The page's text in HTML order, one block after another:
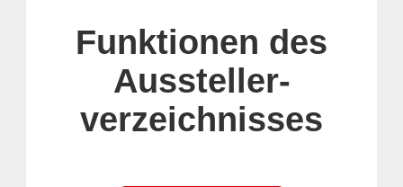
Funktionen des
Aussteller-
verzeichnisses